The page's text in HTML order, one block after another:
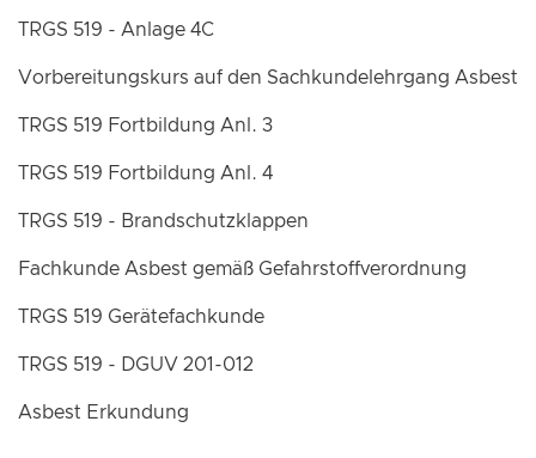
TRGS 519 - Anlage 4C
Vorbereitungskurs auf den Sachkundelehrgang Asbest
TRGS 519 Fortbildung Anl. 3
TRGS 519 Fortbildung Anl. 4
TRGS 519 - Brandschutzklappen
Fachkunde Asbest gemäß Gefahrstoffverordnung
TRGS 519 Gerätefachkunde
TRGS 519 - DGUV 201-012
Asbest Erkundung